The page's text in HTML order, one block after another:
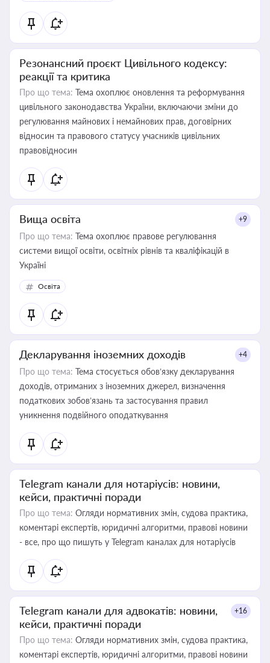
Резонансний проєкт Цивільного кодексу:
реакції та критика
Про що тема: Тема охоплює оновлення та реформування
цивільного законодавства України, включаючи зміни до
регулювання майнових і немайнових прав, договірних
відносин та правового статусу учасників цивільних
правовідносин
Вища освіта +9
Про що тема: Тема охоплює правове регулювання
системи вищої освіти, освітніх рівнів та кваліфікацій в
Україні
Освіта
Декларування іноземних доходів +4
Про що тема: Тема стосується обов’язку декларування
доходів, отриманих з іноземних джерел, визначення
податкових зобов’язань та застосування правил
уникнення подвійного оподаткування
Telegram канали для нотаріусів: новини,
кейси, практичні поради
Про що тема: Огляди нормативних змін, судова практика,
коментарі експертів, юридичні алгоритми, правові новини
- все, про що пишуть у Telegram каналах для нотаріусів
Telegram канали для адвокатів: новини,
кейси, практичні поради
+16
Про що тема: Огляди нормативних змін, судова практика,
коментарі експертів, юридичні алгоритми, правові новини